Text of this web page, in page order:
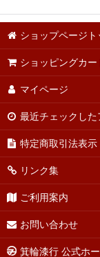
ショップページト
ショッピングカー
マイページ
最近チェックした
特定商取引法表示
リンク集
ご利用案内
お問い合わせ
箕輪漆行 公式ホ